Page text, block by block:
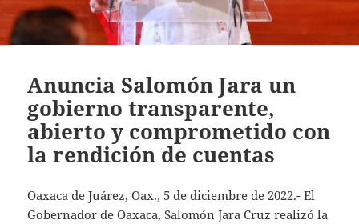
Anuncia Salomón Jara un
gobierno transparente,
abierto y comprometido con
la rendición de cuentas
Oaxaca de Juárez, Oax., 5 de diciembre de 2022.- El
Gobernador de Oaxaca, Salomón Jara Cruz realizó la